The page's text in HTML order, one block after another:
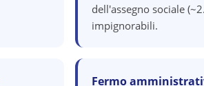
dell'assegno sociale
impignorabili.
Fermo